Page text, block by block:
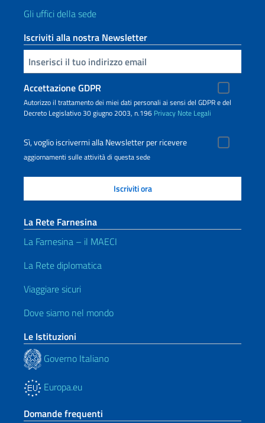
Gli uffici della sede
Iscriviti alla nostra Newsletter
Inserisci la tua email
Accettazione GDPR
Autorizzo il trattamento dei miei dati personali ai sensi del GDPR e del
Decreto Legislativo 30 giugno 2003, n.196 Privacy Note Legali
Sì, voglio iscrivermi alla Newsletter per ricevere
aggiornamenti sulle attività di questa sede
La Rete Farnesina
La Farnesina – il MAECI
La Rete diplomatica
Viaggiare sicuri
Dove siamo nel mondo
Le Istituzioni
Governo Italiano
Europa.eu
Domande frequenti